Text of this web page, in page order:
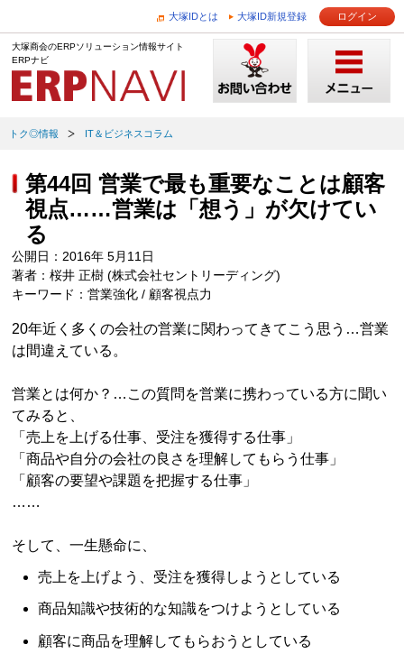
大塚IDとは 大塚ID新規登録 ログイン
大塚商会のERPソリューション情報サイト
ERPナビ
トク◎情報 IT＆ビジネスコラム
第44回 営業で最も重要なことは顧客
視点……営業は「想う」が欠けてい
る
公開日：2016年 5月11日
著者：桜井 正樹 (株式会社セントリーディング)
キーワード：営業強化 / 顧客視点力
20年近く多くの会社の営業に関わってきてこう思う…営業
は間違えている。
営業とは何か？…この質問を営業に携わっている方に聞い
てみると、
「売上を上げる仕事、受注を獲得する仕事」
「商品や自分の会社の良さを理解してもらう仕事」
「顧客の要望や課題を把握する仕事」
……
そして、一生懸命に、
売上を上げよう、受注を獲得しようとしている
商品知識や技術的な知識をつけようとしている
顧客に商品を理解してもらおうとしている